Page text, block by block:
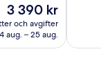
Priset
är
3 390 kr
3 390 kr
och avgifter
aug. – 25 aug.
309